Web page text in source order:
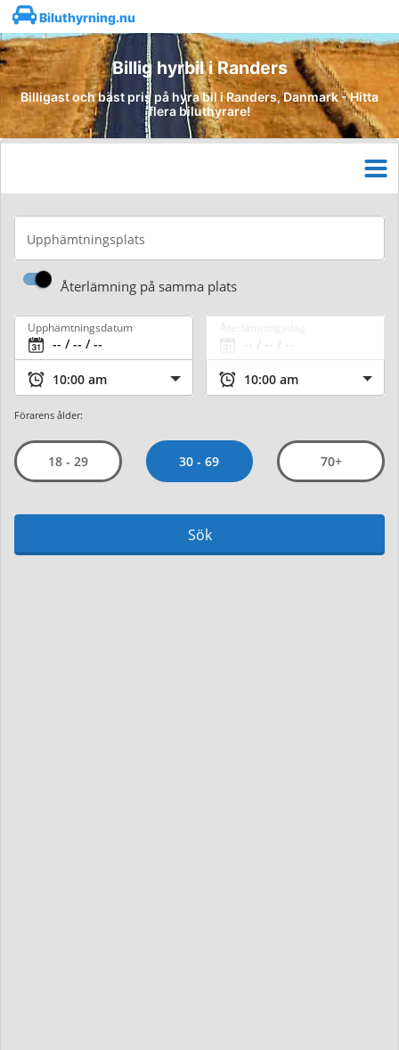
Biluthyrning.nu
Billig hyrbil i Randers
Billigast och bäst pris på hyra bil i Randers, Danmark - Hitta
flera biluthyrare!
Upphämtningsplats
Återlämning på samma plats
Upphämtningsdatum
Förarens ålder:
18 - 29 30 - 69 70+
Sök